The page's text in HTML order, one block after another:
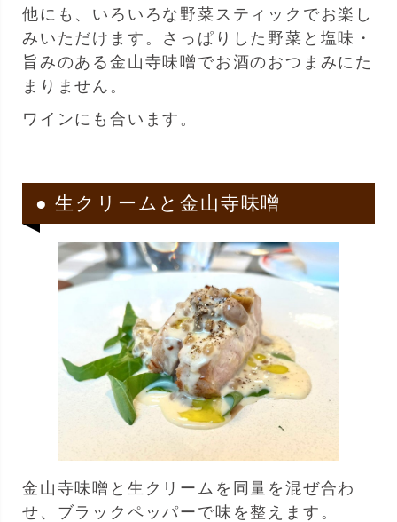
他にも、いろいろな野菜スティックでお楽し
みいただけます。さっぱりした野菜と塩味・
旨みのある金山寺味噌でお酒のおつまみにた
まりません。
ワインにも合います。
● 生クリームと金山寺味噌
金山寺味噌と生クリームを同量を混ぜ合わ
せ、ブラックペッパーで味を整えます。